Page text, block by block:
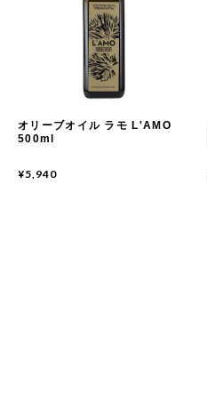
コロナ対策関連グッズ
オリーブオイル ラモ L'AMO
500ml
¥5,940